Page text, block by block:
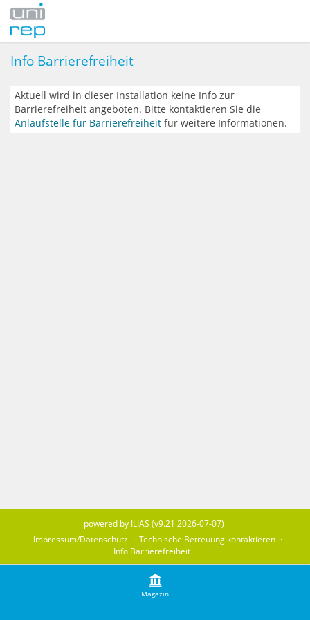
Magazin
Info Barrierefreiheit
Aktuell wird in dieser Installation keine Info zur
Barrierefreiheit angeboten. Bitte kontaktieren Sie die
Anlaufstelle für Barrierefreiheit für weitere Informationen.
powered by ILIAS (v9.21 2026-07-07)
Impressum/Datenschutz
Technische Betreuung kontaktieren
Info Barrierefreiheit